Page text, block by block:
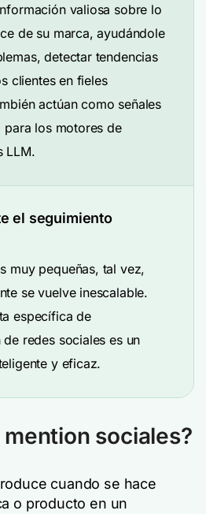
valiosa sobre lo
de su marca, ayudándole
detectar tendencias
clientes en fieles
actúan como señales
los motores de
LLM.
el seguimiento
muy pequeñas, tal vez,
se vuelve inescalable.
específica de
redes sociales es un
y eficaz.
sociales?
cuando se hace
o producto en un